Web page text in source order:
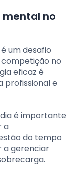
mental no
um desafio
no
eficaz é
profissional e
é importante
a
do tempo
a gerenciar